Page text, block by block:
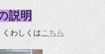
説明
くわしくはこちら